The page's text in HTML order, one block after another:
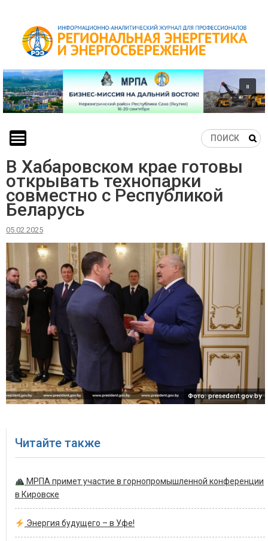
content
В Хабаровском крае готовы
открывать технопарки
совместно с Республикой
Беларусь
05.02.2025
Фото: presedent.gov.by
Читайте также
МРПА примет участие в горнопромышленной конференции
в Кировске
Энергия будущего – в Уфе!